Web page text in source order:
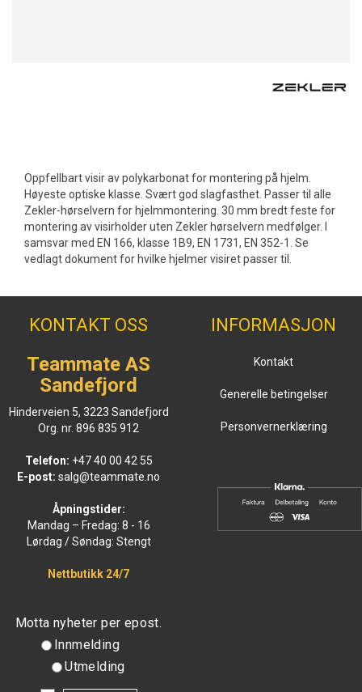
Oppfellbart visir av polykarbonat for montering på hjelm.
Høyeste optiske klasse. Svært god slagfasthet. Passer til alle
Zekler-hørselvern for hjelmmontering. 30 mm bredt feste for
montering av visirholder uten Zekler hørselvern medfølger. I
samsvar med EN 166, klasse 1B9, EN 1731, EN 352-1. Se
vedlagt dokument for hvilke hjelmer visiret passer til.
KONTAKT OSS
Teammate AS
Sandefjord
Hinderveien 5, 3223 Sandefjord
Org. nr. 896 835 912
Telefon: +47 40 00 42 55
E-post: salg@teammate.no
Åpningstider:
Mandag – Fredag: 8 - 16
Lørdag / Søndag: Stengt
Nettbutikk 24/7
INFORMASJON
Kontakt
Generelle betingelser
Personvernerklæring
Motta nyheter per epost.
Innmelding
Utmelding